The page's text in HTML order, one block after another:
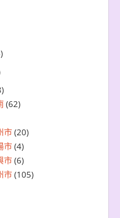
(62)
市(20)
市(4)
市(6)
市(105)